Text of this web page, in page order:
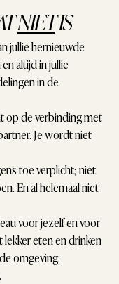
NIETIS
jullie hernieuwde
altijd in jullie
in de
op de verbinding met
Je wordt niet
toe verplicht; niet
En al helemaal niet
voor jezelf en voor
eten en drinken
omgeving.